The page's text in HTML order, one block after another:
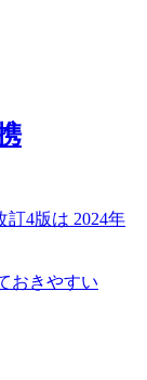
訂4版は 2024年
おきやすい